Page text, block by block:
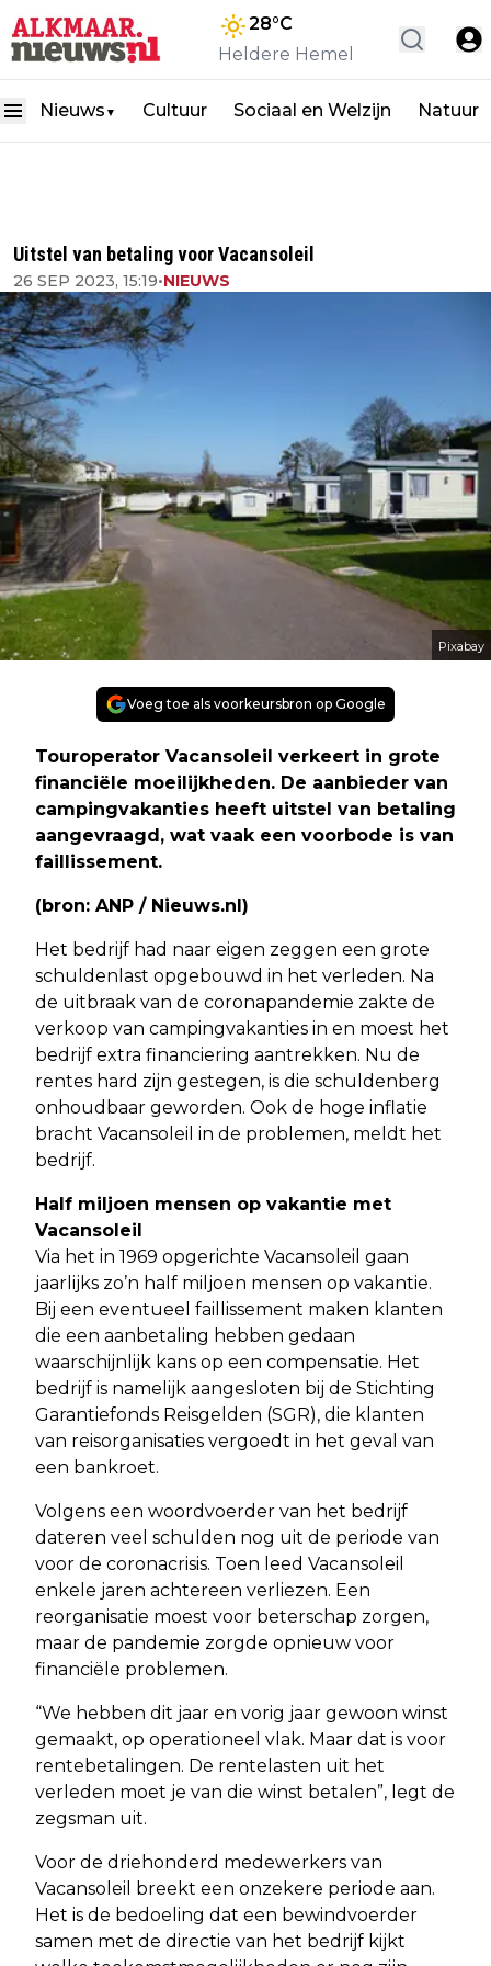
28°C
Heldere Hemel
Nieuws ▼ Cultuur Sociaal en Welzijn Natuur
Uitstel van betaling voor Vacansoleil
26 SEP 2023, 15:19•NIEUWS
Pixabay
Voeg toe als voorkeursbron op Google
Touroperator Vacansoleil verkeert in grote
financiële moeilijkheden. De aanbieder van
campingvakanties heeft uitstel van betaling
aangevraagd, wat vaak een voorbode is van
faillissement.
(bron: ANP / Nieuws.nl)
Het bedrijf had naar eigen zeggen een grote
schuldenlast opgebouwd in het verleden. Na
de uitbraak van de coronapandemie zakte de
verkoop van campingvakanties in en moest het
bedrijf extra financiering aantrekken. Nu de
rentes hard zijn gestegen, is die schuldenberg
onhoudbaar geworden. Ook de hoge inflatie
bracht Vacansoleil in de problemen, meldt het
bedrijf.
Half miljoen mensen op vakantie met
Vacansoleil
Via het in 1969 opgerichte Vacansoleil gaan
jaarlijks zo’n half miljoen mensen op vakantie.
Bij een eventueel faillissement maken klanten
die een aanbetaling hebben gedaan
waarschijnlijk kans op een compensatie. Het
bedrijf is namelijk aangesloten bij de Stichting
Garantiefonds Reisgelden (SGR), die klanten
van reisorganisaties vergoedt in het geval van
een bankroet.
Volgens een woordvoerder van het bedrijf
dateren veel schulden nog uit de periode van
voor de coronacrisis. Toen leed Vacansoleil
enkele jaren achtereen verliezen. Een
reorganisatie moest voor beterschap zorgen,
maar de pandemie zorgde opnieuw voor
financiële problemen.
“We hebben dit jaar en vorig jaar gewoon winst
gemaakt, op operationeel vlak. Maar dat is voor
rentebetalingen. De rentelasten uit het
verleden moet je van die winst betalen”, legt de
zegsman uit.
Voor de driehonderd medewerkers van
Vacansoleil breekt een onzekere periode aan.
Het is de bedoeling dat een bewindvoerder
samen met de directie van het bedrijf kijkt